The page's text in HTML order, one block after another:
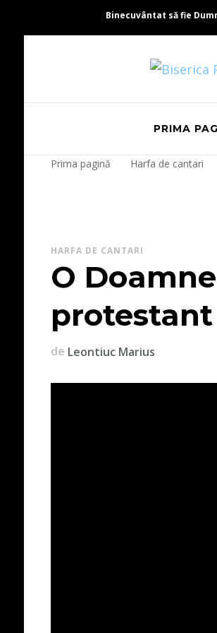
Binecuvântat să fie
PRIMA
Prima pagină Harfa de cantari
HARFA DE CANTARI
O
de Leontiuc Marius